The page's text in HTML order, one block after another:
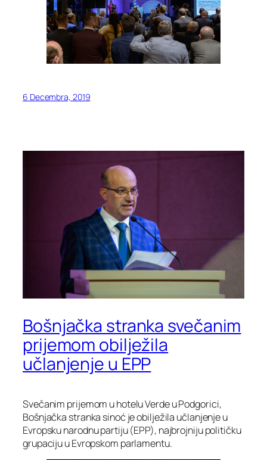
6 Decembra, 2019
Bošnjačka stranka svečanim
prijemom obilježila
učlanjenje u EPP
Svečanim prijemom u hotelu Verde u Podgorici,
Bošnjačka stranka sinoć je obilježila učlanjenje u
Evropsku narodnu partiju (EPP), najbrojniju političku
grupaciju u Evropskom parlamentu.